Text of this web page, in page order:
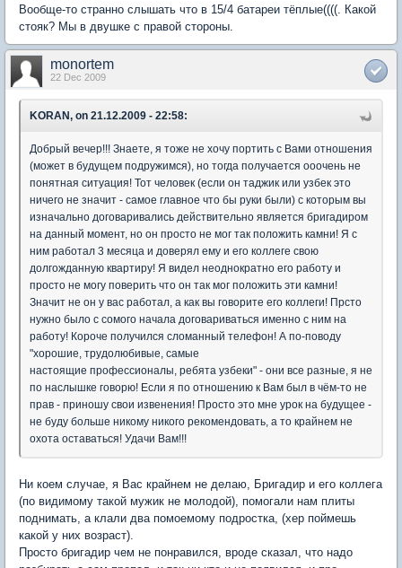
Вообще-то странно слышать что в 15/4 батареи тёплые((((. Какой
стояк? Мы в двушке с правой стороны.
monortem
22 Dec 2009
KORAN, on 21.12.2009 - 22:58:
Добрый вечер!!! Знаете, я тоже не хочу портить с Вами отношения
(может в будущем подружимся), но тогда получается ооочень не
понятная ситуация! Тот человек (если он таджик или узбек это
ничего не значит - самое главное что бы руки были) с которым вы
изначально договаривались действительно является бригадиром
на данный момент, но он просто не мог так положить камни! Я с
ним работал 3 месяца и доверял ему и его коллеге свою
долгожданную квартиру! Я видел неоднократно его работу и
просто не могу поверить что он так мог положить эти камни!
Значит не он у вас работал, а как вы говорите его коллеги! Прсто
нужно было с сомого начала договариваться именно с ним на
работу! Короче получился сломанный телефон! А по-поводу
"хорошие, трудолюбивые, самые
настоящие профессионалы, ребята узбеки" - они все разные, я не
по наслышке говорю! Если я по отношению к Вам был в чём-то не
прав - приношу свои извенения! Просто это мне урок на будущее -
не буду больше никому никого рекомендовать, а то крайнем не
охота оставаться! Удачи Вам!!!
Ни коем случае, я Вас крайнем не делаю, Бригадир и его коллега
(по видимому такой мужик не молодой), помогали нам плиты
поднимать, а клали два помоемому подростка, (хер поймешь
какой у них возраст).
Просто бригадир чем не понравился, вроде сказал, что надо